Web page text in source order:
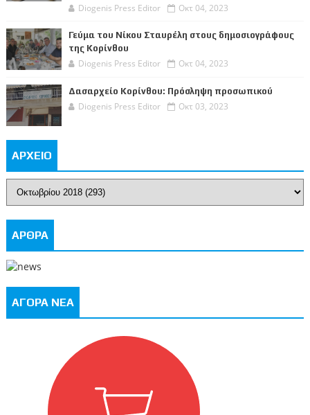
Diogenis Press Editor Οκτ 04, 2023
Γεύμα του Νίκου Σταυρέλη στους δημοσιογράφους
της Κορίνθου
Diogenis Press Editor Οκτ 04, 2023
Δασαρχείο Κορίνθου: Πρόσληψη προσωπικού
Diogenis Press Editor Οκτ 03, 2023
ΑΡΧΕΙΟ
ΑΡΘΡΑ
ΑΓΟΡΑ ΝΕΑ